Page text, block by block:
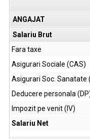
ANGAJAT
Salariu Brut
Fara taxe
Asigurari Sociale (CAS)
Asigurari Soc. Sanatate
Deducere personala
Impozit pe venit (IV)
Salariu Net